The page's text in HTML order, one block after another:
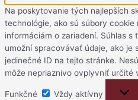
Na poskytovanie tých najlepších
technológie, ako sú súbory
informáciám o zariadení. Súhlas s
umožní spracovávať údaje, ako je
jedinečné ID na tejto stránke.
môže nepriaznivo ovplyvniť určité
Funkčné
Vždy aktívny